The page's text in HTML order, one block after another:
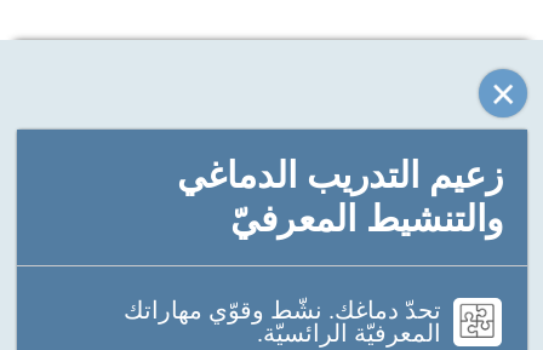
زعيم التدريب الدماغي
والتنشيط المعرفيّ
تحدّ دماغك. نشّط وقوّي مهاراتك
المعرفيّة الرائسيّة.